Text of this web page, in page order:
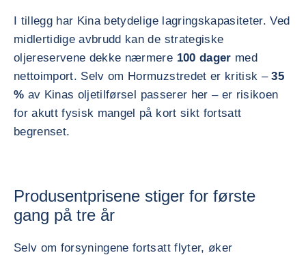
I tillegg har Kina betydelige lagringskapasiteter. Ved
midlertidige avbrudd kan de strategiske
oljereservene dekke nærmere 100 dager med
nettoimport. Selv om Hormuzstredet er kritisk –35
% av Kinas oljetilførsel passerer her – er risikoen
for akutt fysisk mangel på kort sikt fortsatt
begrenset.
Produsentprisene stiger for første
gang på tre år
Selv om forsyningene fortsatt flyter, øker